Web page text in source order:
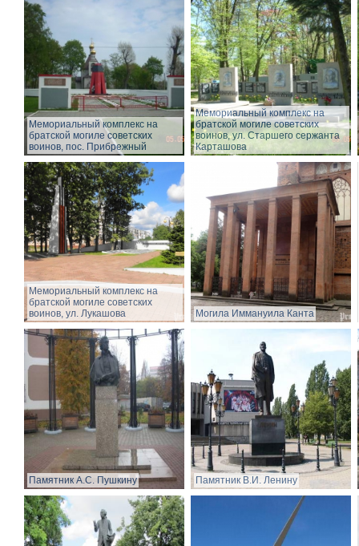
Мемориальный комплекс на
братской могиле советских
воинов, пос. Прибрежный
Мемориальный комплекс на
братской могиле советских
воинов, ул. Старшего сержанта
Карташова
Мемориальный комплекс на
братской могиле советских
воинов, ул. Лукашова
Могила Иммануила Канта
Памятник А.С. Пушкину Памятник В.И. Ленину